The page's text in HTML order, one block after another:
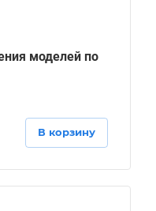
моделей по
В корзину